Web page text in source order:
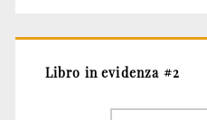
Libro in evidenza #2